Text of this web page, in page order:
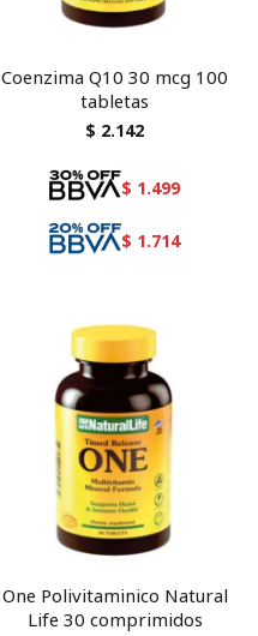
Coenzima Q10 30 mcg 100
tabletas
$ 2.142
$ 1.499
$ 1.714
One Polivitaminico Natural
Life 30 comprimidos